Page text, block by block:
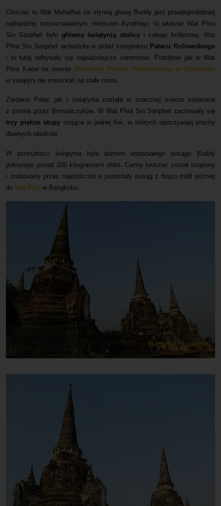
Chociaż to Wat Mahathat ze słynną głową Buddy jest prawdopodobniej
najbardziej rozpoznawalnym miejscem Ayutthayi, to właśnie Wat Phra
Sin Sanphet było główną świątynią stolicyi całego królestwa. Wat
Phra Sin Sanphet wchodziła w skład kompleksu Pałacu Królewskiego
i to tutaj odbywały się najważniejsze ceremonie. Podobnie jak w Wat
Phra Kaew na terenie Wielkiego Pałacu Królewskiego w Bangkoku
w świątyni nie mieszkali na stałe mnisi.
Zarówno Pałac jak i świątynia została w znacznej mierze zrównana
z ziemią przez Birmańczyków. W Wat Phra Sin Sanphet zachowały się
trzy piękne stupystojące w jednej linii, w których spoczywają prochy
dawnych władców.
W przeszłości świątynia była domem wspaniałego posągu Buddy
pokrytego ponad 200 kilogramami złota. Cenny kruszec został stopiony
i zrabowany przez najeźdźców a pozostały posąg z brązu trafił później
doWat Pho w Bangkoku.